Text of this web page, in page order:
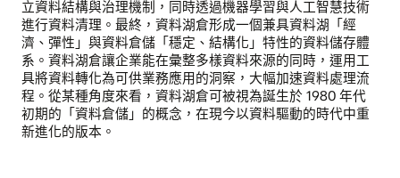
立資料結構與治理機制，同時透過機器學習與人工智慧技術
進行資料清理。最終，資料湖倉形成一個兼具資料湖「經
濟、彈性」與資料倉儲「穩定、結構化」特性的資料儲存體
系。資料湖倉讓企業能在彙整多樣資料來源的同時，運用工
具將資料轉化為可供業務應用的洞察，大幅加速資料處理流
程。從某種角度來看，資料湖倉可被視為誕生於 1980 年代
初期的「資料倉儲」的概念，在現今以資料驅動的時代中重
新進化的版本。